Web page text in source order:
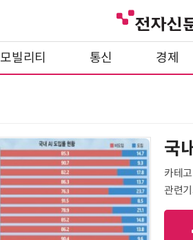
모빌리티 통신 경제
국
카테
관련